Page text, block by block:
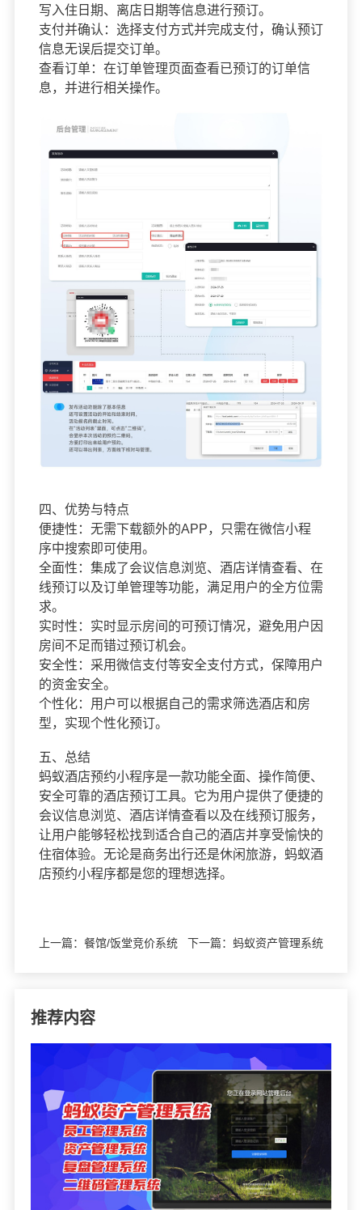
写入住日期、离店日期等信息进行预订。
支付并确认：选择支付方式并完成支付，确认预订
信息无误后提交订单。
查看订单：在订单管理页面查看已预订的订单信
息，并进行相关操作。
四、优势与特点
便捷性：无需下载额外的APP，只需在微信小程
序中搜索即可使用。
全面性：集成了会议信息浏览、酒店详情查看、在
线预订以及订单管理等功能，满足用户的全方位需
求。
实时性：实时显示房间的可预订情况，避免用户因
房间不足而错过预订机会。
安全性：采用微信支付等安全支付方式，保障用户
的资金安全。
个性化：用户可以根据自己的需求筛选酒店和房
型，实现个性化预订。
五、总结
蚂蚁酒店预约小程序是一款功能全面、操作简便、
安全可靠的酒店预订工具。它为用户提供了便捷的
会议信息浏览、酒店详情查看以及在线预订服务，
让用户能够轻松找到适合自己的酒店并享受愉快的
住宿体验。无论是商务出行还是休闲旅游，蚂蚁酒
店预约小程序都是您的理想选择。
上一篇： 餐馆/饭堂竞价系统 下一篇： 蚂蚁资产管理系统
推荐内容